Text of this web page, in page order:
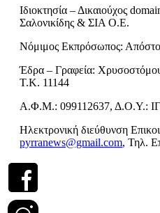
Ιδιοκτησία – Δικαιούχος
Σαλονικίδης & ΣΙΑ Ο.Ε.
Νόμιμος Εκπρόσωπος:
Έδρα – Γραφεία:
Τ.Κ. 11144
Α.Φ.Μ.: 099112637, Δ.Ο.Υ.:
Ηλεκτρονική διεύθυνση
pyrranews@gmail.com, Τηλ.